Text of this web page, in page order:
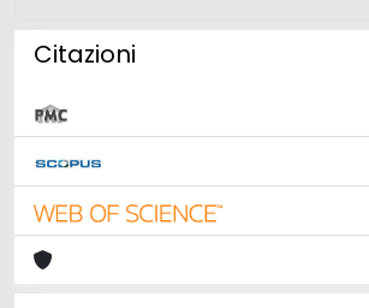
Citazioni